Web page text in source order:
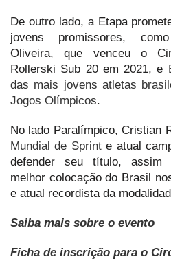
De outro lado, a Etapa
jovens promissores,
Oliveira, que venceu o
Rollerski Sub 20 em 2021, e
das mais jovens atletas
Jogos Olímpicos.
No lado Paralímpico, Cristian
Mundial de Sprinte atual
defender seu título, assim
melhor colocação do Brasil
e atual recordista da
Saiba mais sobre o evento
Ficha de inscrição para o